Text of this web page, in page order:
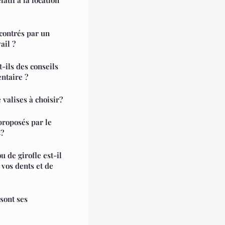
par un
?
ils des conseils
?
valises à choisir?
par le
de girofle est-il
dents et de
ses